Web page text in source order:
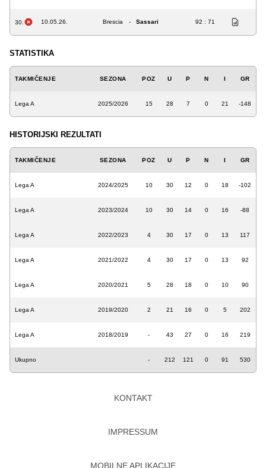
30. 10.05.26. Brescia - Sassari 92 : 71
STATISTIKA
TAKMIČENJE SEZONA POZ U P N I GR
Lega A 2025/2026 15 28 7 0 21 -148
HISTORIJSKI REZULTATI
TAKMIČENJE SEZONA POZ U P N I GR
Lega A 2024/2025 10 30 12 0 18 -102
Lega A 2023/2024 10 30 14 0 16 -88
Lega A 2022/2023 4 30 17 0 13 117
Lega A 2021/2022 4 30 17 0 13 92
Lega A 2020/2021 5 28 18 0 10 90
Lega A 2019/2020 2 21 16 0 5 202
Lega A 2018/2019 - 43 27 0 16 219
Ukupno - 212 121 0 91 530
KONTAKT
IMPRESSUM
MOBILNE APLIKACIJE